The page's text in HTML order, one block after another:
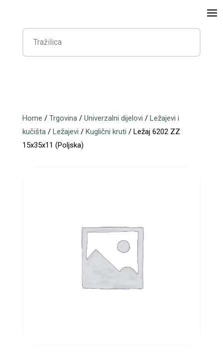
Home / Trgovina/ Univerzalni dijelovi / Ležajevi i
kučišta/ Ležajevi / Kuglični kruti / Ležaj 6202 ZZ
15x35x11 (Poljska)